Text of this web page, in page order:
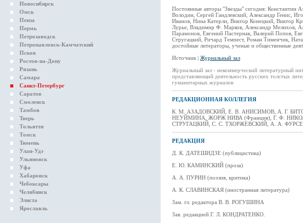
Новосибирск
Омск
Пенза
Пермь
Петрозаводск
Петропавловск-Камчатский
Псков
Ростов-на-Дону
Рязань
Самара
Санкт-Петербург
Саратов
Смоленск
Тамбов
Тверь
Тольятти
Томск
Тюмень
Улан-Удэ
Ульяновск
Уфа
Хабаровск
Чебоксары
Челябинск
Элиста
Ярославль
Постоянные авторы "Звезды" сегодня:
Володин, Сергей Гандлевский, Александр Генис,
Иванов, Нина Катерли, Виктор Конецкий, Виктор
Лурье, Владимир Ф. Марков, Александр Мелихов,
Парамонов, Евгений Пастернак, Валерий Попов,
Стругацкий, Ричард Темпест, Роман Тименчик,
достойные литераторы, ученые и общественные
Источник | Журнальный зал
Журнальный зал - некоммерческий литературный
представляющий деятельность русских толстых
гуманитарных журналов
РЕДАКЦИОННАЯ КОЛЛЕГИЯ
К. М. АЗАДОВСКИЙ, Е. В. АНИСИМОВ, А. Г.
НЕУЙМИНА, ЖОРЖ НИВА (Франция), Г. Ф.
СТРУГАЦКИЙ, С. С. ТХОРЖЕВСКИЙ, А. А.
РЕДАКЦИЯ
Д. К. ДАТЕШИДЗЕ (публицистика)
Е. Ю. КАМИНСКИЙ (проза)
А. А. ПУРИН (поэзия, критика)
А. К. СЛАВИНСКАЯ (иностранная литература)
Зам. гл. редактора В. В. РОГУШИНА
Зав. редакцией Г. Л. КОНДРАТЕНКО.